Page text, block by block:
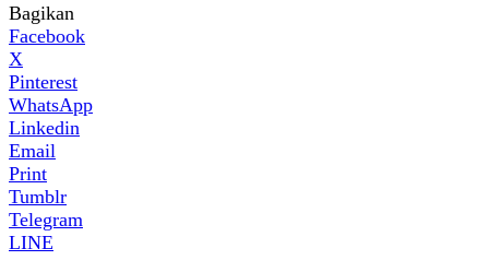
Bagikan
Facebook
X
Pinterest
WhatsApp
Linkedin
Email
Print
Tumblr
Telegram
LINE